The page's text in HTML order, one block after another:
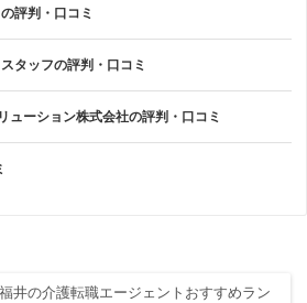
評判・口コミ
タッフの評判・口コミ
ューション株式会社の評判・口コミ
井の介護転職エージェントおすすめラン